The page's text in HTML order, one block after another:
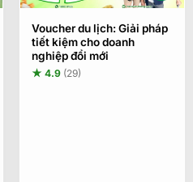
Voucher du lịch: Giải pháp
tiết kiệm cho doanh
nghiệp đổi mới
★ 4.9 (29)